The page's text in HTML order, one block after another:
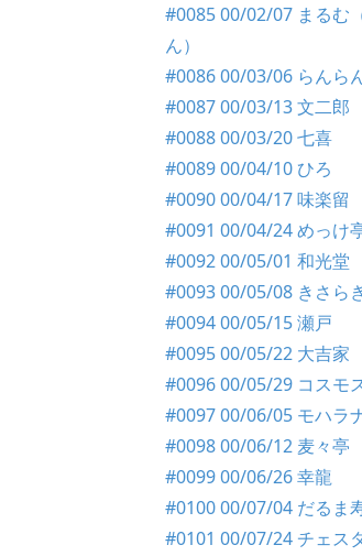
#0085 00/02/07 まるむ
ん）
#0086 00/03/06 らんら
#0087 00/03/13 文二郎
#0088 00/03/20 七喜
#0089 00/04/10 ひろ
#0090 00/04/17 味楽留
#0091 00/04/24 めっけ
#0092 00/05/01 和光堂
#0093 00/05/08 きさら
#0094 00/05/15 瀬戸
#0095 00/05/22 大吉家
#0096 00/05/29 コスモ
#0097 00/06/05 モハラ
#0098 00/06/12 麦々亭
#0099 00/06/26 幸龍
#0100 00/07/04 だるま
#0101 00/07/24 チェス